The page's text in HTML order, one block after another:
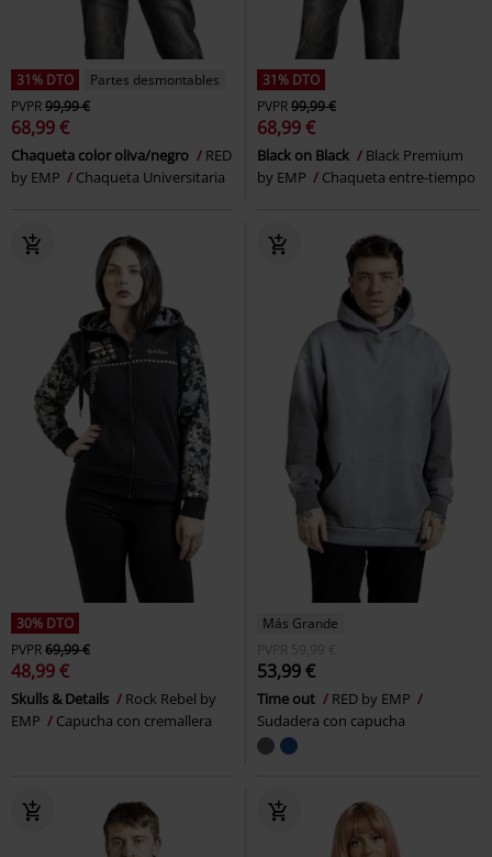
31% DTO
Partes desmontables
PVPR99,99 €
68,99 €
Chaqueta color oliva/negro
RED
by EMP
Chaqueta Universitaria
31% DTO
PVPR99,99 €
68,99 €
Black on Black
Black Premium
by EMP
Chaqueta entre-tiempo
30% DTO
PVPR69,99 €
48,99 €
Skulls & Details
Rock Rebel by
EMP
Capucha con cremallera
Más Grande
PVPR
59,99 €
53,99 €
Time out
RED by EMP
Sudadera con capucha